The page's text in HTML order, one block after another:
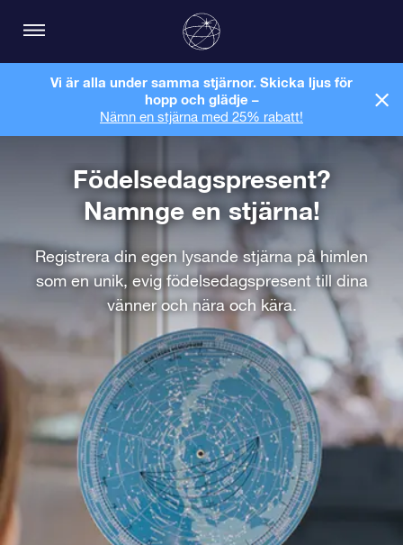
Vi är alla under samma stjärnor. Skicka ljus för
hopp och glädje –
Nämn en stjärna med 25% rabatt!
Födelsedagspresent?
Namnge en stjärna!
Registrera din egen lysande stjärna på himlen
som en unik, evig födelsedagspresent till dina
vänner och nära och kära.